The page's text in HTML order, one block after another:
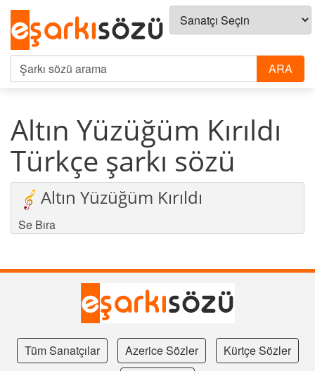
Altın Yüzüğüm Kırıldı
Türkçe şarkı sözü
Altın Yüzüğüm Kırıldı
Se Bıra
Tüm Sanatçılar Azerice Sözler
Kürtçe Sözler